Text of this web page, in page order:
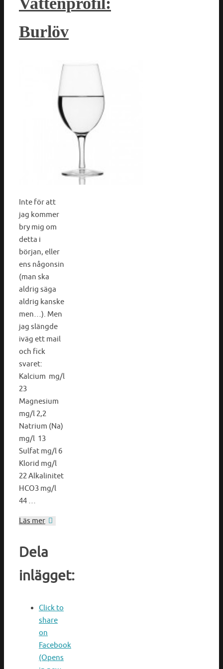
Burlöv
Inte för att
jag kommer
bry mig om
detta i
början, eller
ens någonsin
(man ska
aldrig säga
aldrig kanske
men…). Men
jag slängde
iväg ett mail
och fick
svaret:
Kalcium mg/l
23
Magnesium
mg/l 2,2
Natrium (Na)
mg/l 13
Sulfat mg/l 6
Klorid mg/l
22 Alkalinitet
HCO3 mg/l
44 …
Läs mer
Dela
inlägget:
Click to
share
on
Facebook
(Opens